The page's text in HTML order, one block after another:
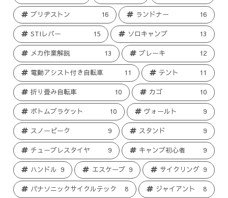
ブリヂストン 16 ランドナー 16
STIレバー 15 ソロキャンプ 13
メカ作業解説 13 ブレーキ 12
電動アシスト付き自転車 11 テント 11
折り畳み自転車 10 カゴ 10
ボトムブラケット 10 ヴォールト 9
スノーピーク 9 スタンド 9
チューブレスタイヤ 9 キャンプ初心者 9
ハンドル 9 エスケープ 9 サイクリング 9
パナソニックサイクルテック 8 ジャイアント 8